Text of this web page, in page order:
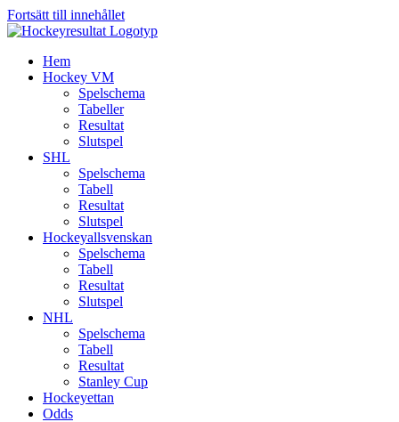
Fortsätt till innehållet
Hem
Hockey VM
Spelschema
Tabeller
Resultat
Slutspel
SHL
Spelschema
Tabell
Resultat
Slutspel
Hockeyallsvenskan
Spelschema
Tabell
Resultat
Slutspel
NHL
Spelschema
Tabell
Resultat
Stanley Cup
Hockeyettan
Odds